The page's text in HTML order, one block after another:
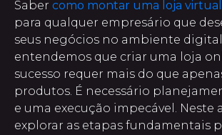
Saber como montar uma loja virtual
para qualquer empresário que
seus negócios no ambiente
entendemos que criar uma loja
sucesso requer mais do que
produtos. É necessário
e uma execução impecável. Neste
explorar as etapas fundamentais